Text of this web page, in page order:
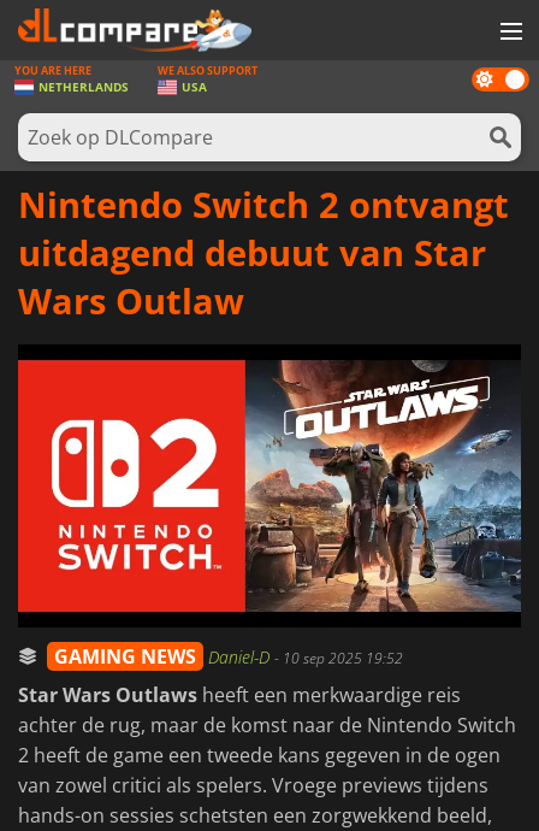
SPELLEN
GAME CARDS
SOFTWARE
Dark
mode
YOU ARE HERE
NETHERLANDS
WE ALSO SUPPORT
USA
Nintendo Switch 2 ontvangt
uitdagend debuut van Star
Wars Outlaw
GAMING NEWS Daniel-D - 10 sep 2025 19:52
Star Wars Outlaws heeft een merkwaardige reis
achter de rug, maar de komst naar de Nintendo Switch
2 heeft de game een tweede kans gegeven in de ogen
van zowel critici als spelers. Vroege previews tijdens
hands-on sessies schetsten een zorgwekkend beeld,